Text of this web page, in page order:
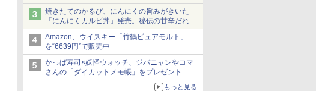
受付
焼きたてのかるび、にんにくの旨みがきいた
「にんにくカルビ丼」発売。秘伝の甘辛だれを
絡めた「豚カルビ丼」も復活
Amazon、ウイスキー「竹鶴ピュアモルト」
を“6639円”で販売中
かっぱ寿司×妖怪ウォッチ、ジバニャンやコマ
さんの「ダイカットメモ帳」をプレゼント
もっと見る